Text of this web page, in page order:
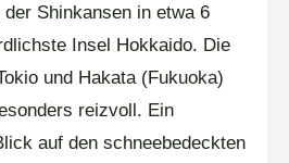
Shinkansen in etwa 6
Insel Hokkaido. Die
und Hakata (Fukuoka)
reizvoll. Ein
auf den schneebedeckten